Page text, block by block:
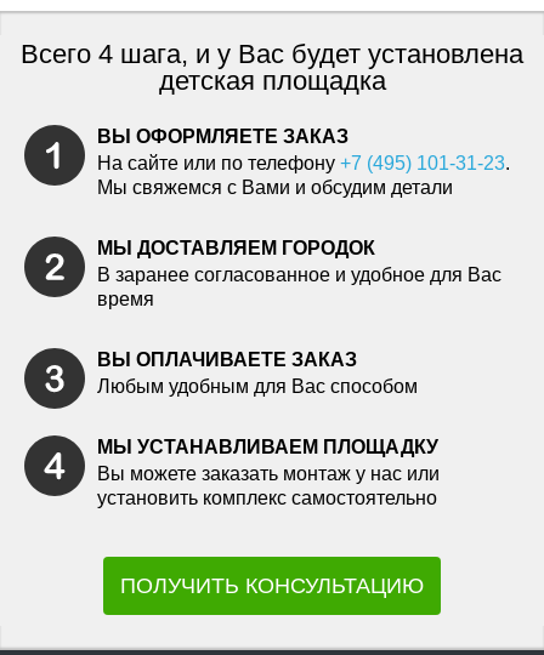
Всего 4 шага, и у Вас будет установлена
детская площадка
ВЫ ОФОРМЛЯЕТЕ ЗАКАЗ
На сайте или по телефону +7 (495) 101-31-23.
Мы свяжемся с Вами и обсудим детали
МЫ ДОСТАВЛЯЕМ ГОРОДОК
В заранее согласованное и удобное для Вас
время
ВЫ ОПЛАЧИВАЕТЕ ЗАКАЗ
Любым удобным для Вас способом
МЫ УСТАНАВЛИВАЕМ ПЛОЩАДКУ
Вы можете заказать монтаж у нас или
установить комплекс самостоятельно
ПОЛУЧИТЬ КОНСУЛЬТАЦИЮ